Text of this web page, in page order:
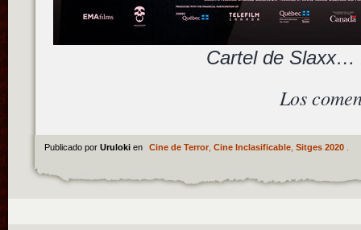
Cartel de Slaxx…
Los
Publicado por Uruloki en Cine de Terror, Cine Inclasificable, Sitges 2020.